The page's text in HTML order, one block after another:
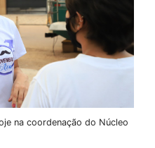
na coordenação do Núcleo